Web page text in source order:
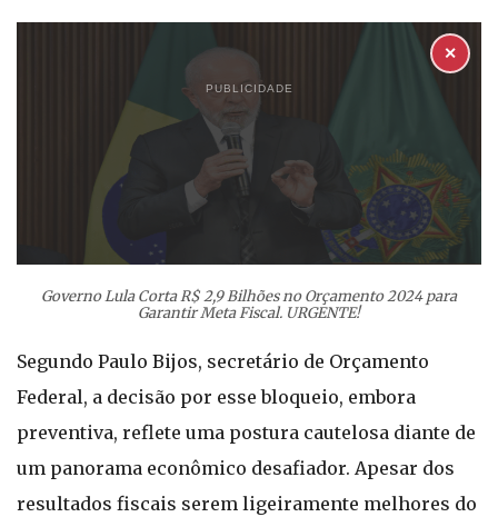
PUBLICIDADE
✕
Governo Lula Corta R$ 2,9 Bilhões no Orçamento 2024 para
Garantir Meta Fiscal. URGENTE!
Segundo Paulo Bijos, secretário de Orçamento
Federal, a decisão por esse bloqueio, embora
preventiva, reflete uma postura cautelosa diante de
um panorama econômico desafiador. Apesar dos
resultados fiscais serem ligeiramente melhores do